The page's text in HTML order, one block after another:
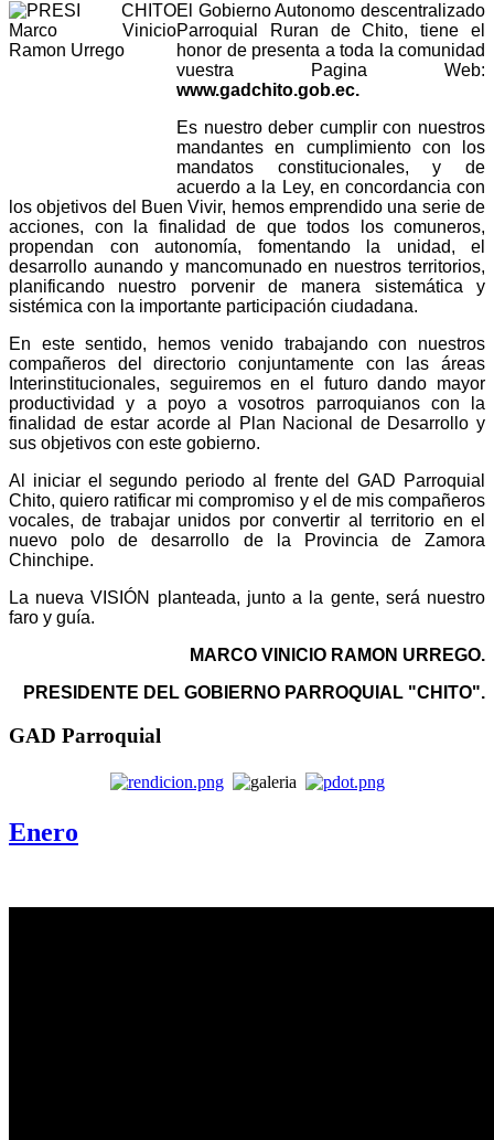
El Gobierno Autonomo descentralizado
Parroquial Ruran de Chito, tiene el
honor de presenta a toda la comunidad
vuestra Pagina Web:
www.gadchito.gob.ec.
Es nuestro deber cumplir con nuestros
mandantes en cumplimiento con los
mandatos constitucionales, y de
acuerdo a la Ley, en concordancia con
los objetivos del Buen Vivir, hemos emprendido una serie de
acciones, con la finalidad de que todos los comuneros,
propendan con autonomía, fomentando la unidad, el
desarrollo aunando y mancomunado en nuestros territorios,
planificando nuestro porvenir de manera sistemática y
sistémica con la importante participación ciudadana.
En este sentido, hemos venido trabajando con nuestros
compañeros del directorio conjuntamente con las áreas
Interinstitucionales, seguiremos en el futuro dando mayor
productividad y a poyo a vosotros parroquianos con la
finalidad de estar acorde al Plan Nacional de Desarrollo y
sus objetivos con este gobierno.
Al iniciar el segundo periodo al frente del GAD Parroquial
Chito, quiero ratificar mi compromiso y el de mis compañeros
vocales, de trabajar unidos por convertir al territorio en el
nuevo polo de desarrollo de la Provincia de Zamora
Chinchipe.
La nueva VISIÓN planteada, junto a la gente, será nuestro
faro y guía.
MARCO VINICIO RAMON URREGO.
PRESIDENTE DEL GOBIERNO PARROQUIAL "CHITO".
GAD Parroquial
Enero